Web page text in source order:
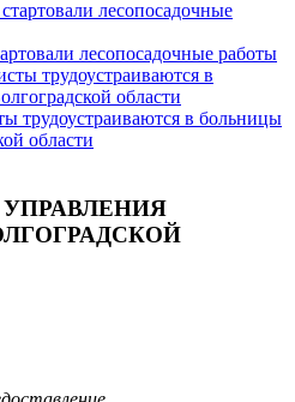
лесопосадочные работы
трудоустраиваются в больницы
области